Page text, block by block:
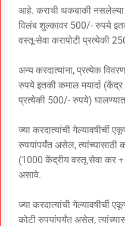
आहे. कराची थकबाकी नसलेल्या
विलंब शुल्कावर 500/- रुपये
वस्तू-सेवा करापोटी प्रत्येकी
अन्य करदात्यांना, प्रत्येक
रुपये इतकी कमाल मयार्दा
प्रत्येकी 500/- रुपये)
ज्या करदात्यांची गेल्यावषीर्ची
रुपयांपर्यंत असेल,
(1000 केंद्रीय वस्तू सेवा कर +
असावे.
ज्या करदात्यांची गेल्यावषीर्ची
कोटी रुपयांपर्यंत असेल,